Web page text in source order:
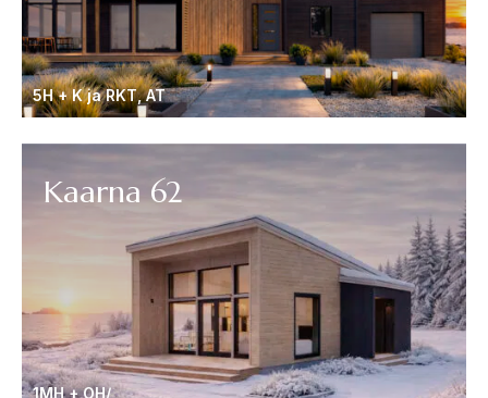
5H + K ja RKT, AT
1MH + OH/
Kaarna 62